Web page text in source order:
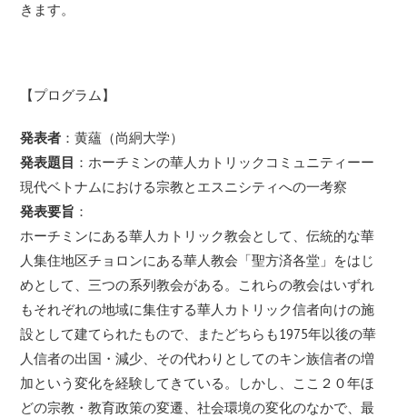
きます。
【プログラム】
発表者 ：黄蘊（尚絅大学）
発表題目 ：ホーチミンの華人カトリックコミュニティーー
現代ベトナムにおける宗教とエスニシティへの一考察
発表要旨 ：
ホーチミンにある華人カトリック教会として、伝統的な華
人集住地区チョロンにある華人教会「聖方済各堂」をはじ
めとして、三つの系列教会がある。これらの教会はいずれ
もそれぞれの地域に集住する華人カトリック信者向けの施
設として建てられたもので、またどちらも1975年以後の華
人信者の出国・減少、その代わりとしてのキン族信者の増
加という変化を経験してきている。しかし、ここ２０年ほ
どの宗教・教育政策の変遷、社会環境の変化のなかで、最